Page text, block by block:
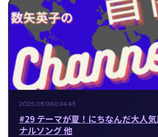
2025.08.060:34:45
#29 テーマが夏！にちなんだ大人
ナルソング 他